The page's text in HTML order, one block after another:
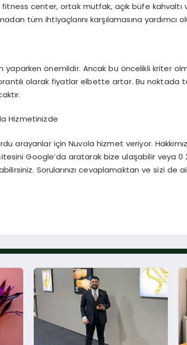
fitness center, ortak mutfak, açık büfe kahvaltı
tüm ihtiyaçlarını karşılamasına yardımcı
önemlidir. Ancak bu öncelikli kriter
olarak fiyatlar elbette artar. Bu noktada
Hizmetinizde
arayanlar için Nuvola hizmet veriyor.
Google’da aratarak bize ulaşabilir veya 0
Sorularınızı cevaplamaktan ve sizi de